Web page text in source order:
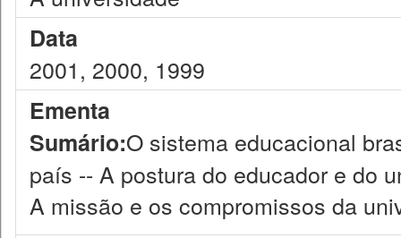
Data
2001, 2000, 1999
Ementa
Sumário:O sistema educacional
país -- A postura do educador e do
A missão e os compromissos da